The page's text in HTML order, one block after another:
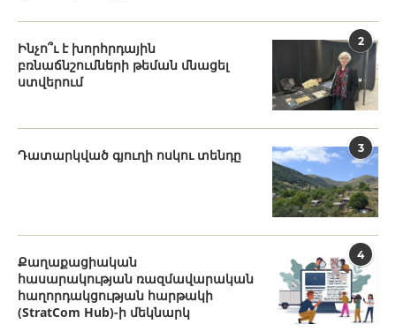
2
Ինչո՞ւ է խորհրդային
բռնաճնշումների թեման մնացել
ստվերում
3
Դատարկված գյուղի ոսկու տենդը
4
Քաղաքացիական
հասարակության ռազմավարական
հաղորդակցության հարթակի
(StratCom Hub)-ի մեկնարկ